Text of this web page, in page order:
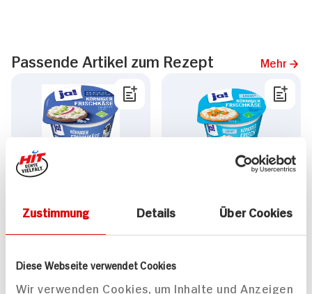
Zustimmung Details Über Cookies
Diese Webseite verwendet Cookies
Wir verwenden Cookies, um Inhalte und Anzeigen
Passende Artikel zum Rezept Mehr
ja! Körniger Frischkäse
DISCOUNT
1.19
ja! Körniger Frischkäse
200g Becher
DISCOUNT